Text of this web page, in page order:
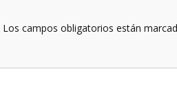
Los campos obligatorios están